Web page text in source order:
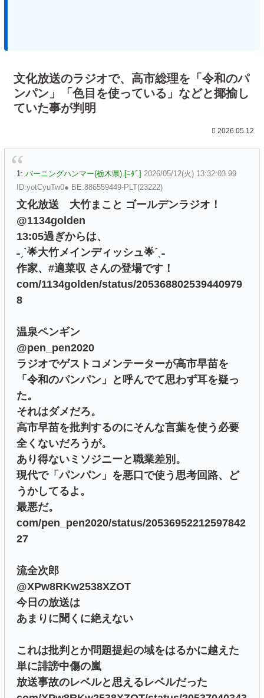
文化放送のラジオで、高市総理を「令和のパ
ンパン」「色目を使っている」などと揶揄し
ていた事が判明
2026.05.12
1: バーニングハンマー(栃木県) [ﾆﾀﾞ] 2026/05/12(火) 13:32:03.99
ID:yotCyuTw0● BE:886559449-PLT(23222)
文化放送 大竹まこと ゴールデンラジオ！
@1134golden
13:05過ぎからは、
˗ˏˋ🌟大竹メインディッシュ🌟ˊˎ˗
作家、#適菜収 さんの登場です！
com/1134golden/status/205368802539440979
8
温泉ペンギン
@pen_pen2020
ラジオでゲストコメンテーターが高市早苗を
「令和のパンパン」と呼んでて思わず耳を疑っ
た。
それはダメだろ。
高市早苗を批判するのにそんな言葉を使う必要
全くないだろうが。
あり得ないミソジニーと職業差別。
現代で「パンパン」を悪口で使う思考回路、ど
うかしてるよ。
最悪だ。
com/pen_pen2020/status/20536952212597842
27
流全次郎
@XPw8RKw2538XZOT
今日の放送は
あまりに聞くに絶えない
これは批判とか問題提起の域をはるかに越えた
単に誹謗中傷の嵐
放送事故のレベルと思えるレベルだった